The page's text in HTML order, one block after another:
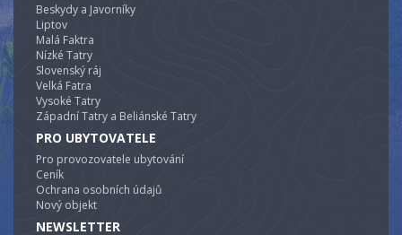
Beskydy a Javorníky
Liptov
Malá Faktra
Nízké Tatry
Slovenský ráj
Velká Fatra
Vysoké Tatry
Západní Tatry a Beliánské Tatry
PRO UBYTOVATELE
Pro provozovatele ubytování
Ceník
Ochrana osobních údajů
Nový objekt
NEWSLETTER